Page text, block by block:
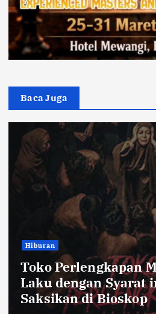
Baca Juga
Bandung Raya
Farhan Pastikan
Kota Bandung Aman
Ayam dan Timun